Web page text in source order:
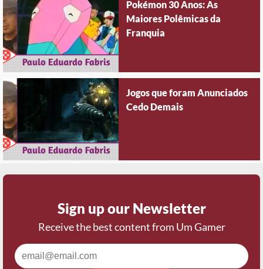
Pokémon 30 Anos: As
Maiores Polêmicas da
Franquia
Jogos que foram Anunciados
Cedo Demais
Sign up our Newsletter
Receive the best content from Um Gamer